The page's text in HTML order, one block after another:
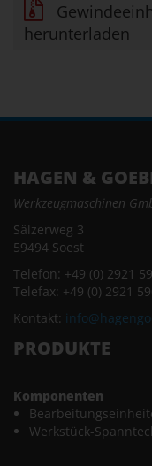
herunterladen
HAGEN &
Werkzeugmaschinen
Sälzerweg 3
59494 Soest
Telefon: +49 (0) 2921
Telefax: +49 (0) 2921
Kontakt:
PRODUKTE
Komponenten
Werkstück-